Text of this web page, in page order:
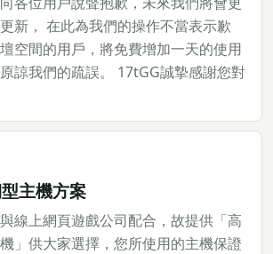
新， 在此為我們的操作不當表示歉
空間的用戶，將免費增加一天的使用
諒我們的疏誤。 17tGG誠摯感謝您對
主機方案
線上網頁遊戲公司配合，故提供「高
」供大家選擇，您所使用的主機保證